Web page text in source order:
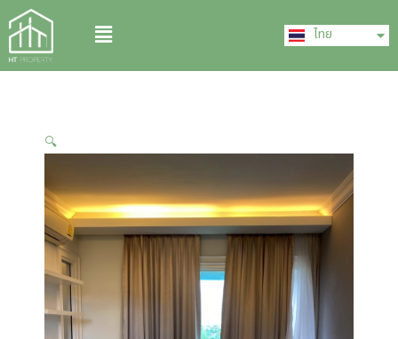
Skip
to
content
Menu ไทย
中文 (中国)
🔍